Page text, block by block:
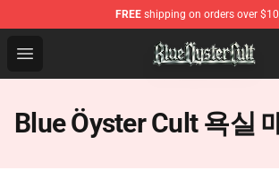
FREE shipping on orders over
Open menu
Blue Öyster Cult Store - Official Blue
Blue Öyster Cult 욕실